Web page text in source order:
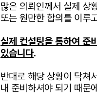
많은 의뢰인께서 실제 상
또는 원만한 합의를 이루
실제 컨설팅을 통하여 준
있습니다.
반대로 해당 상황이 닥쳐
내 준비하셔야 되기 때문